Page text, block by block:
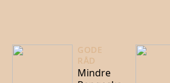
GODE
RÅD
Mindre